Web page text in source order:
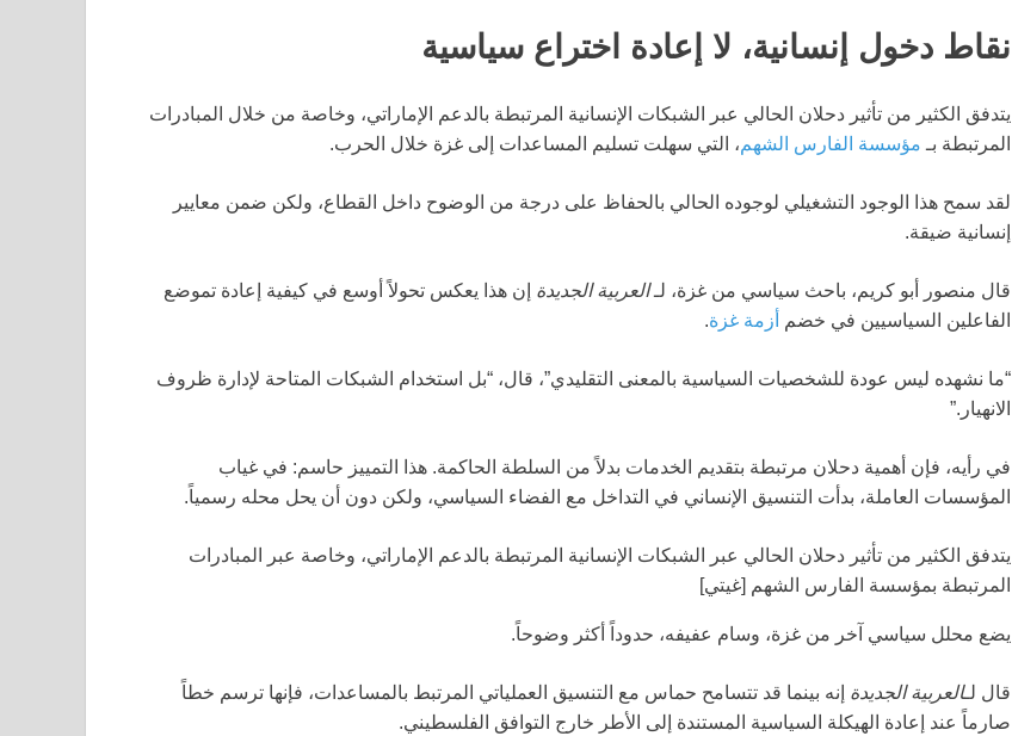
نقاط دخول إنسانية، لا إعادة اختراع سياسية
يتدفق الكثير من تأثير دحلان الحالي عبر الشبكات الإنسانية المرتبطة بالدعم الإماراتي، وخاصة من خلال المبادرات
المرتبطة بـ مؤسسة الفارس الشهم، التي سهلت تسليم المساعدات إلى غزة خلال الحرب.
لقد سمح هذا الوجود التشغيلي لوجوده الحالي بالحفاظ على درجة من الوضوح داخل القطاع، ولكن ضمن معايير
إنسانية ضيقة.
قال منصور أبو كريم، باحث سياسي من غزة، لـالعربية الجديدة إن هذا يعكس تحولاً أوسع في كيفية إعادة تموضع
الفاعلين السياسيين في خضم
أزمة غزة.
“ما نشهده ليس عودة للشخصيات السياسية بالمعنى التقليدي”، قال، “بل استخدام الشبكات المتاحة لإدارة ظروف
الانهيار.”
في رأيه، فإن أهمية دحلان مرتبطة بتقديم الخدمات بدلاً من السلطة الحاكمة. هذا التمييز حاسم: في غياب
المؤسسات العاملة، بدأت التنسيق الإنساني في التداخل مع الفضاء السياسي، ولكن دون أن يحل محله رسمياً.
يتدفق الكثير من تأثير دحلان الحالي عبر الشبكات الإنسانية المرتبطة بالدعم الإماراتي، وخاصة عبر المبادرات
المرتبطة بمؤسسة الفارس الشهم [غيتي]
يضع محلل سياسي آخر من غزة، وسام عفيفه، حدوداً أكثر وضوحاً.
قال لـالعربية الجديدة إنه بينما قد تتسامح حماس مع التنسيق العملياتي المرتبط بالمساعدات، فإنها ترسم خطاً
صارماً عند إعادة الهيكلة السياسية المستندة إلى الأطر خارج التوافق الفلسطيني.